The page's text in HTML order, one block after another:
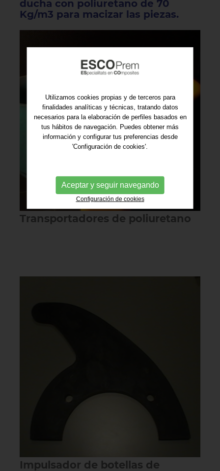
ducha con poliuretano de 70
Kg/m3 para macizar las piezas.
Transportadores de poliuretano
Impulsador de botellas de
Utilizamos cookies propias y de terceros para
finalidades analíticas y técnicas, tratando datos
necesarios para la elaboración de perfiles basados en
tus hábitos de navegación. Puedes obtener más
información y configurar tus preferencias desde
'Configuración de cookies'.
Aceptar y seguir navegando
Configuración de cookies